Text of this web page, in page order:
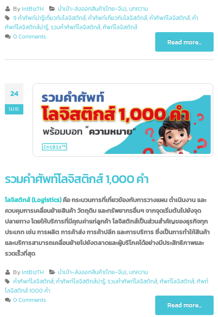
ByIntBizTH นำเข้า-ส่งออกสินค้า(ไทย-จีน),บทความ
9 คำศัพท์น่ารู้เกี่ยวกับโลจิสติกส์,คำศัพท์เกี่ยวกับโลจิสติกส์ ,คำศัพท์โลจิสติกส์,คำ
ศัพท์โลจิสติกส์น่ารู้
Read more...
24
รวมคําศัพท์โลจิสติกส์ 1,000 คํา
โลจิสติกส์ (Logistics)คือ กระบวนการที่เกี่ยวข้องกับการวางแผน ดำเนินงาน และ
ควบคุมการเคลื่อนย้ายสินค้า วัตถุดิบ และทรัพยากรอื่นๆ จากจุดเริ่มต้นไปยังจุด
ปลายทาง โดยให้บริการที่มีคุณค่าแก่ลูกค้า โลจิสติกส์เป็นส่วนสำคัญของธุรกิจทุก
ประเภท เช่น การผลิต การค้าส่ง การค้าปลีก และการบริการ ซึ่งเป็นการทำให้สิน
และบริการสามารถเคลื่อนย้ายไปยังตลาดและผู้บริโภคได้อย่างมีประสิทธิภาพและ
รวดเร็วที่สุด
ByIntBizTH
บทความ
,ศัพท์โลจิสติกส์